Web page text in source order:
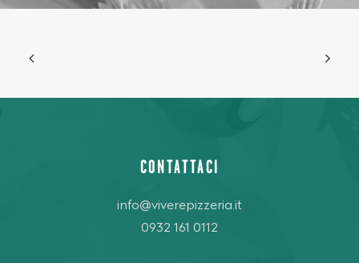
CONTATTACI
info@viverepizzeria.it
0932 161 0112